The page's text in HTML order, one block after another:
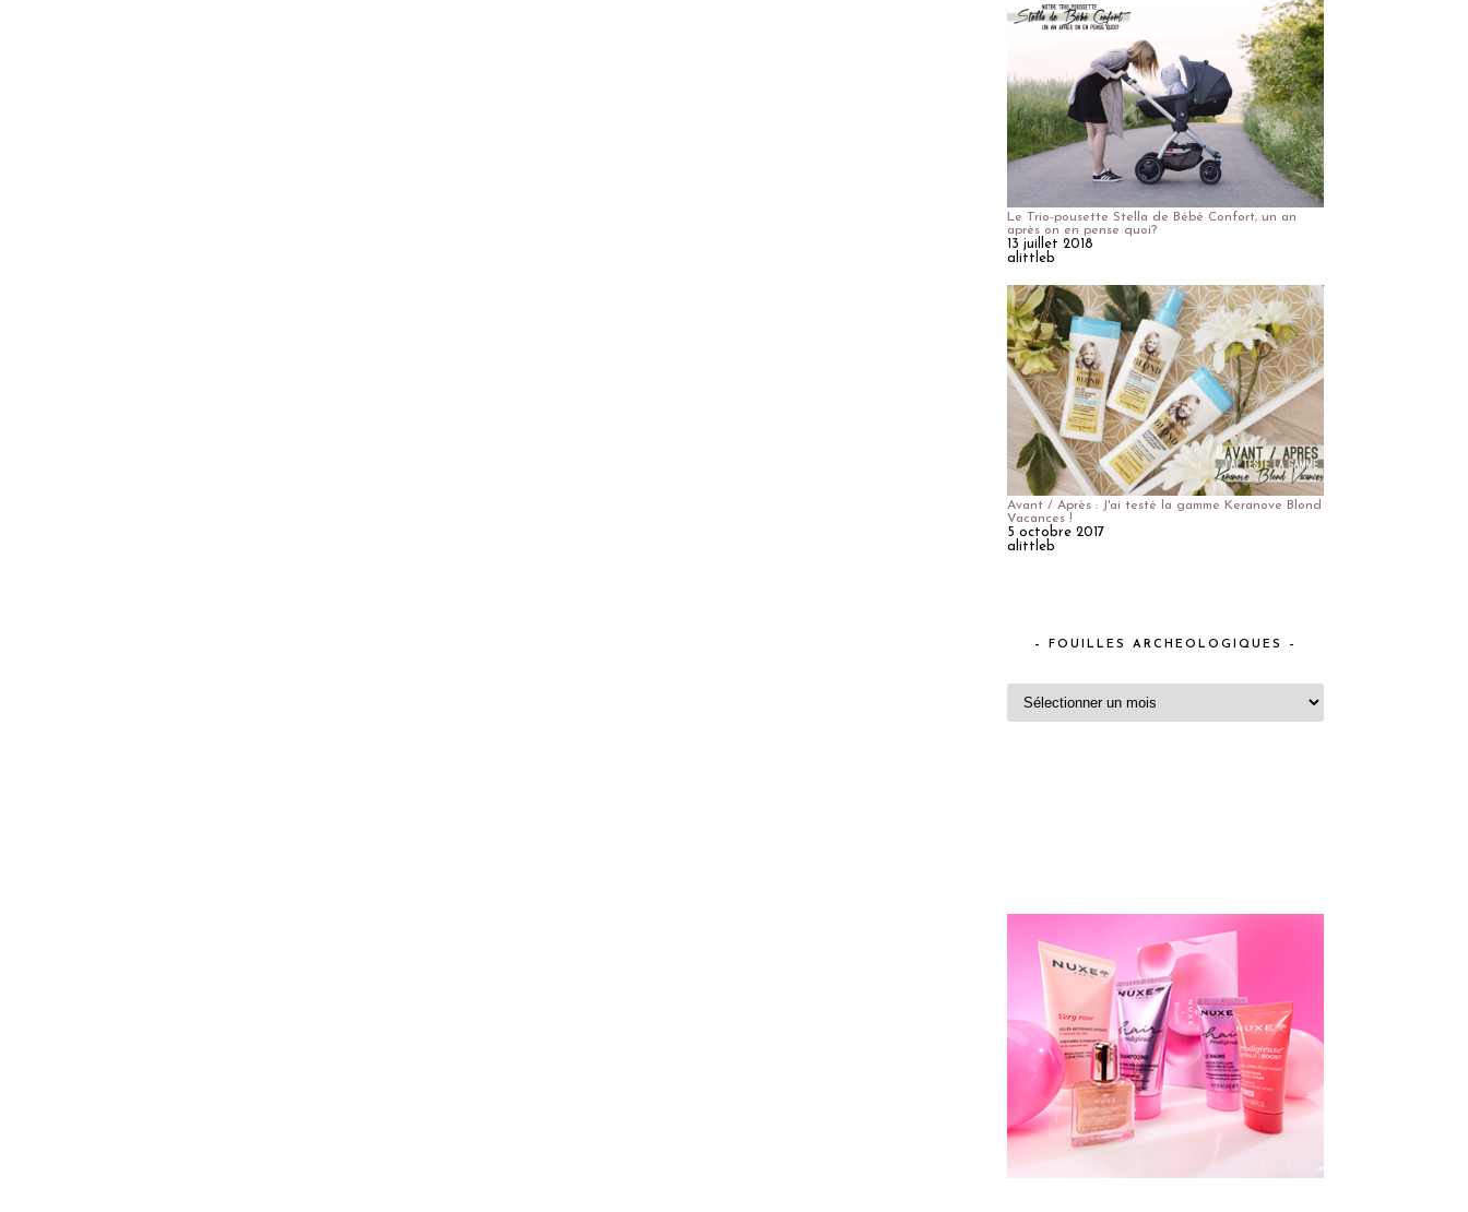
Le Trio-pousette Stella de Bébé Confort, un an
après on en pense quoi?
13 juillet 2018
alittleb
Avant / Après : J'ai testé la gamme Keranove Blond
Vacances !
5 octobre 2017
alittleb
– FOUILLES ARCHEOLOGIQUES –